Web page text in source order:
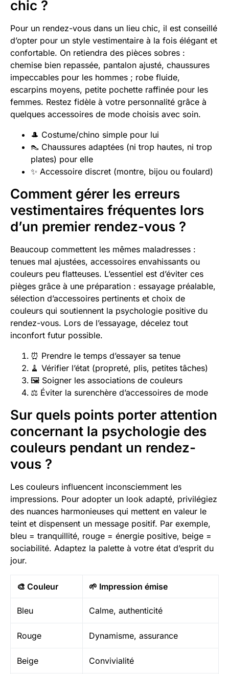
chic ?
Pour un rendez-vous dans un lieu chic, il est conseillé
d’opter pour un style vestimentaire à la fois élégant et
confortable. On retiendra des pièces sobres :
chemise bien repassée, pantalon ajusté, chaussures
impeccables pour les hommes ; robe fluide,
escarpins moyens, petite pochette raffinée pour les
femmes. Restez fidèle à votre personnalité grâce à
quelques accessoires de mode choisis avec soin.
🎩 Costume/chino simple pour lui
👠 Chaussures adaptées (ni trop hautes, ni trop
plates) pour elle
✨ Accessoire discret (montre, bijou ou foulard)
Comment gérer les erreurs
vestimentaires fréquentes lors
d’un premier rendez-vous ?
Beaucoup commettent les mêmes maladresses :
tenues mal ajustées, accessoires envahissants ou
couleurs peu flatteuses. L’essentiel est d’éviter ces
pièges grâce à une préparation : essayage préalable,
sélection d’accessoires pertinents et choix de
couleurs qui soutiennent la psychologie positive du
rendez-vous. Lors de l’essayage, décelez tout
inconfort futur possible.
⏰ Prendre le temps d’essayer sa tenue
🧹 Vérifier l’état (propreté, plis, petites tâches)
🖼 Soigner les associations de couleurs
⚖️ Éviter la surenchère d’accessoires de mode
Sur quels points porter attention
concernant la psychologie des
couleurs pendant un rendez-
vous ?
Les couleurs influencent inconsciemment les
impressions. Pour adopter un look adapté, privilégiez
des nuances harmonieuses qui mettent en valeur le
teint et dispensent un message positif. Par exemple,
bleu = tranquillité, rouge = énergie positive, beige =
sociabilité. Adaptez la palette à votre état d’esprit du
jour.
🎨 Couleur 🌱 Impression émise
Bleu Calme, authenticité
Rouge Dynamisme, assurance
Beige Convivialité